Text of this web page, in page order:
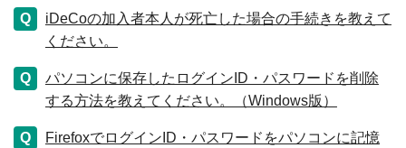
iDeCoの加入者本人が死亡した場合の手続きを教えて
ください。
パソコンに保存したログインID・パスワードを削除
する方法を教えてください。（Windows版）
FirefoxでログインID・パスワードをパソコンに記憶